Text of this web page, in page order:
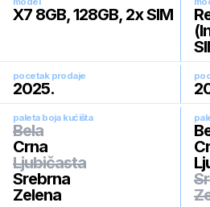
X7 8GB, 128GB, 2x SIM
pocetak prodaje
2025.
paleta boja kućišta
Bela
Crna
Ljubičasta
Srebrna
Zelena